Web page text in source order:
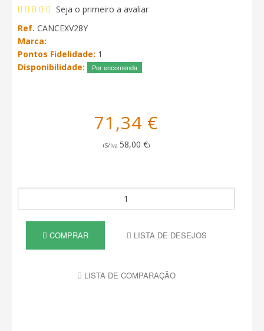
Seja o primeiro a avaliar
Ref. CANCEXV28Y
Marca:
Pontos Fidelidade: 1
Disponibilidade:
Por encomenda
71,34 €
(S/Iva 58,00 €)
COMPRAR LISTA DE DESEJOS
LISTA DE COMPARAÇÃO